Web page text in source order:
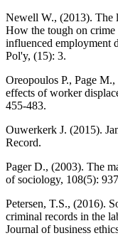
Newell W., (2013). The
How the tough on crime
influenced employment
Pol'y, (15): 3.
Oreopoulos P., Page
effects of worker
455-483.
Ouwerkerk J. (2015).
Record.
Pager D., (2003). The
of sociology, 108(5):
Petersen, T.S., (2016).
criminal records in the
Journal of business